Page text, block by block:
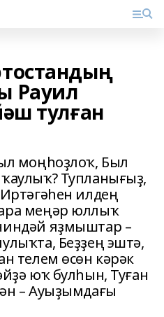
Рауил
тулған
моңһоҙлоҡ, Был
Тупланығыҙ,
илдең
меңәр юллыҡ
яҙмыштар –
Беҙҙең эштә,
телем өсөн кәрәк
юҡ булһын, Туған
– Ауыҙымдағы